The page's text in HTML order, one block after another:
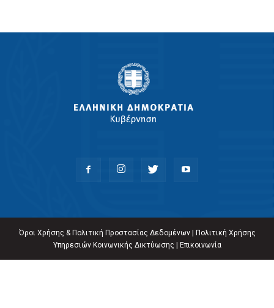
Όροι Χρήσης & Πολιτική Προστασίας Δεδομένων|
Πολιτική Χρήσης
Υπηρεσιών Κοινωνικής Δικτύωσης
Επικοινωνία